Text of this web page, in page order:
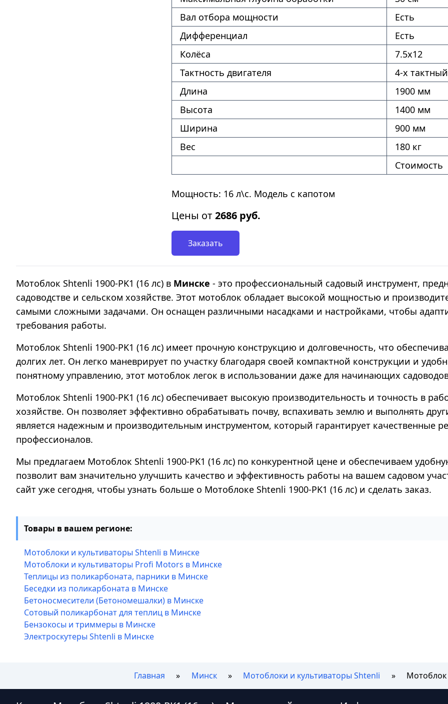
Вал отбора мощности
Есть
Дифференциал
Есть
Колёса
7.5х12
Тактность двигателя
4-х тактный
Длина
1900 мм
Высота
1400 мм
Ширина
900 мм
Вес
180 кг
Стоимость
Мощность: 16 л\с. Модель с капотом
Цены от2686 руб.
Заказать
Мотоблок Shtenli 1900-PK1 (16 лс) в Минске - это профессиональный садовый инструмент,
садоводстве и сельском хозяйстве. Этот мотоблок обладает высокой мощностью и
самыми сложными задачами. Он оснащен различными насадками и настройками, чтобы
требования работы.
Мотоблок Shtenli 1900-PK1 (16 лс) имеет прочную конструкцию и долговечность, что
долгих лет. Он легко маневрирует по участку благодаря своей компактной конструкции и
понятному управлению, этот мотоблок легок в использовании даже для начинающих
Мотоблок Shtenli 1900-PK1 (16 лс) обеспечивает высокую производительность и точность в
хозяйстве. Он позволяет эффективно обрабатывать почву, вспахивать землю и выполнять
является надежным и производительным инструментом, который гарантирует качественные
профессионалов.
Мы предлагаем Мотоблок Shtenli 1900-PK1 (16 лс) по конкурентной цене и обеспечиваем
позволит вам значительно улучшить качество и эффективность работы на вашем садовом
сайт уже сегодня, чтобы узнать больше о Мотоблоке Shtenli 1900-PK1 (16 лс) и сделать заказ.
Товары в вашем регионе:
Мотоблоки и культиваторы Shtenli в Минске
Мотоблоки и культиваторы Profi Motors в Минске
Теплицы из поликарбоната, парники в Минске
Беседки из поликарбоната в Минске
Бетоносмесители (Бетономешалки) в Минске
Сотовый поликарбонат для теплиц в Минске
Бензокосы и триммеры в Минске
Электроскутеры Shtenli в Минске
Главная Минск Мотоблоки и культиваторы Shtenli Мотоблок